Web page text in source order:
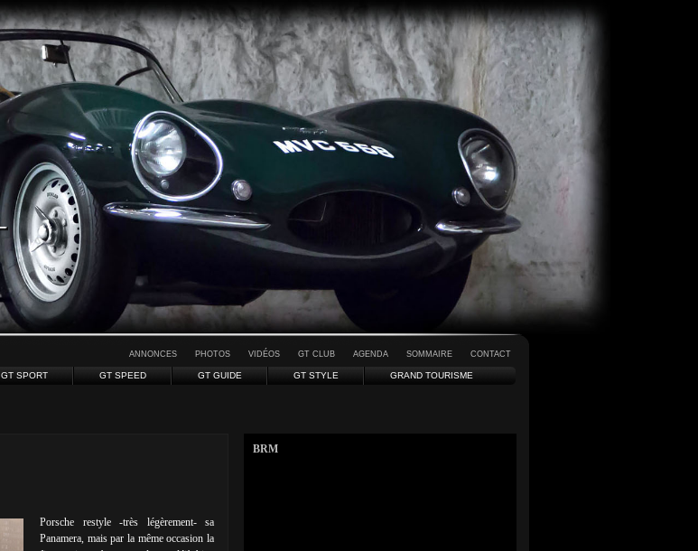
ANNONCES PHOTOS VIDÉOS GT CLUB AGENDA SOMMAIRE CONTACT
GT SPORT GT SPEED GT GUIDE GT STYLE GRAND TOURISME
Porsche restyle -très légèrement- sa
Panamera, mais par la même occasion la
BRM